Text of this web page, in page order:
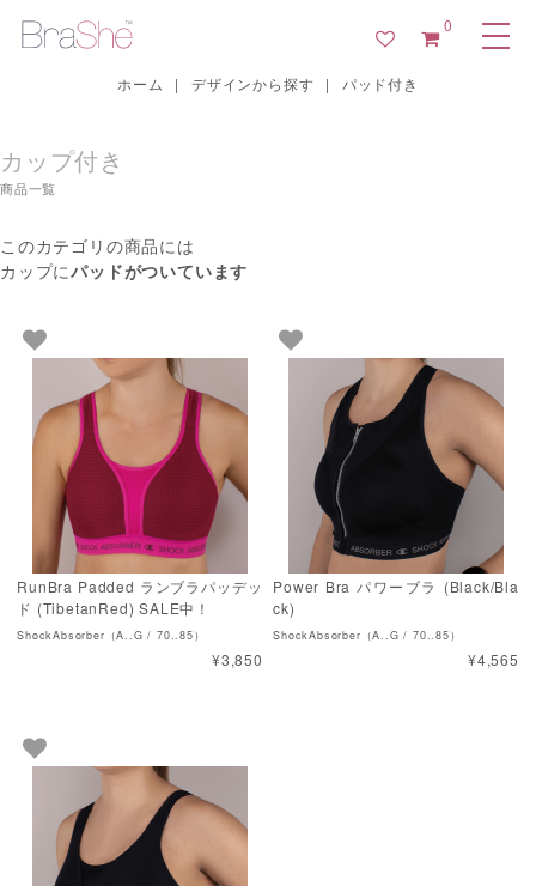
0
ホーム | デザインから探す | パッド付き
カップ付き
商品一覧
このカテゴリの商品には
カップにパッドがついています
RunBra Padded ランブラパッデッ
ド (TibetanRed) SALE中！
ShockAbsorber（A..G / 70..85）
¥3,850
Power Bra パワーブラ (Black/Bla
ck)
ShockAbsorber（A..G / 70..85）
¥4,565